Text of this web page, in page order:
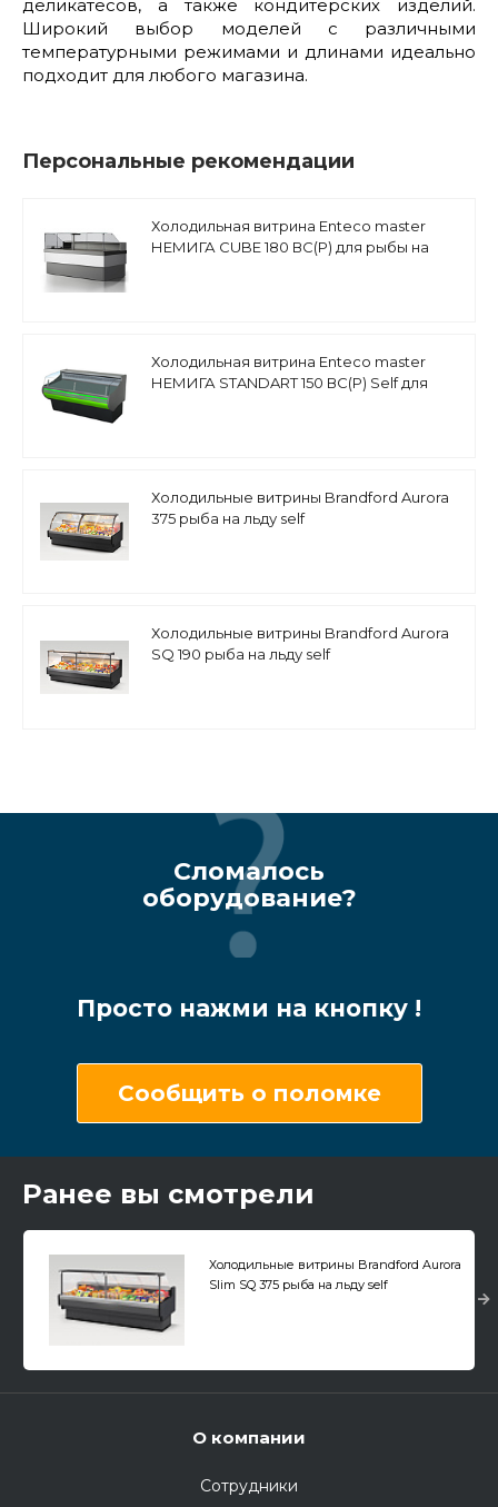
деликатесов, а также кондитерских изделий.
Широкий выбор моделей с различными
температурными режимами и длинами идеально
подходит для любого магазина.
Персональные рекомендации
Холодильная витрина Enteco master
НЕМИГА CUBE 180 ВС(Р) для рыбы на
Холодильная витрина Enteco master
НЕМИГА STANDART 150 ВС(Р) Self для
Холодильные витрины Brandford Aurora
375 рыба на льду self
Холодильные витрины Brandford Aurora
SQ 190 рыба на льду self
Сломалось
оборудование?
Просто нажми на кнопку !
Сообщить о поломке
Ранее вы смотрели
Холодильные витрины Brandford Aurora
Slim SQ 375 рыба на льду self
О компании
Сотрудники